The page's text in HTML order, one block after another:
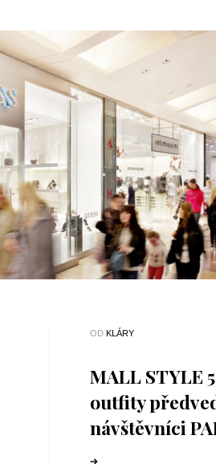
OD KLÁRY
MALL STYLE
outfity
návštěvníci